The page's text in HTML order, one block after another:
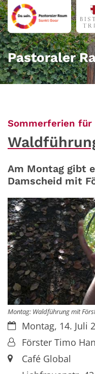
Zum Inhalt springen
Pastoraler
Sommerferien für
Am Montag gibt
Damscheid mit
Montag: Waldführung mit
Datum:Montag, 14. Juli
Von:Förster Timo
Ort:Café Global